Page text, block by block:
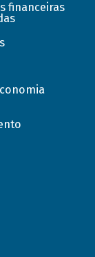
financeiras